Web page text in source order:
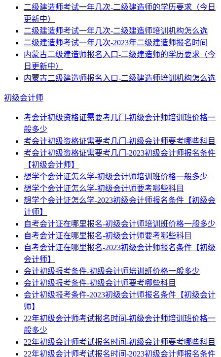
二级建造师考试一年几次-二级建造师的学历要求（今日
更新中）
二级建造师考试一年几次-二级建造师培训机构怎么选
二级建造师考试一年几次-2023年二级建造师报名时间
内蒙古二级建造师报名入口-二级建造师的学历要求（今
日更新中）
内蒙古二级建造师报名入口-二级建造师培训机构怎么选
初级会计师
考会计初级资格证需要考几门-初级会计师培训班价格一
般多少
考会计初级资格证需要考几门-初级会计师要考哪些科目
考会计初级资格证需要考几门-2023初级会计师报名条件
【初级会计师】
想学个会计证怎么学-初级会计师培训班价格一般多少
想学个会计证怎么学-初级会计师要考哪些科目
想学个会计证怎么学-2023初级会计师报名条件【初级会
计师】
自考会计证在哪里报名-初级会计师培训班价格一般多少
自考会计证在哪里报名-初级会计师要考哪些科目
自考会计证在哪里报名-2023初级会计师报名条件【初级
会计师】
会计初级报考条件-初级会计师培训班价格一般多少
会计初级报考条件-初级会计师要考哪些科目
会计初级报考条件-2023初级会计师报名条件【初级会计
师】
22年初级会计师考试报名时间-初级会计师培训班价格一
般多少
22年初级会计师考试报名时间-初级会计师要考哪些科目
22年初级会计师考试报名时间-2023初级会计师报名条件